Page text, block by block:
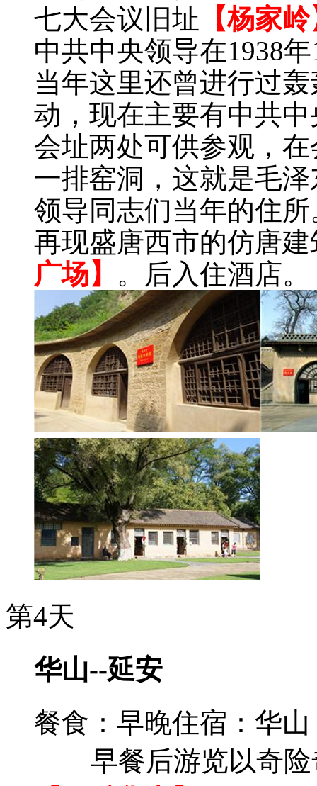
七大会议旧址 【杨家
中共中央领导在1938
当年这里还曾进行过
动，现在主要有中共
会址两处可供参观，
一排窑洞，这就是毛
领导同志们当年的住
再现盛唐西市的仿唐
广场】 。后入住酒店。
第4天
华山--延安
餐食：早晚住宿：华山
早餐后游览以奇险